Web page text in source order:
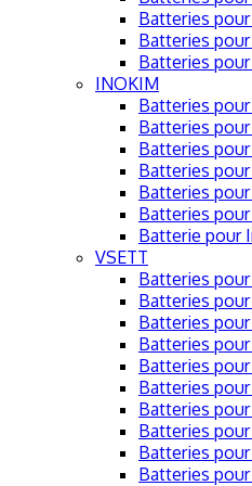
Batteries
Batteries
Batteries
INOKIM
Batteries
Batteries
Batteries
Batteries
Batteries
Batteries
Batterie pour
VSETT
Batteries
Batteries
Batteries
Batteries
Batteries
Batteries pour
Batteries pour
Batteries pour
Batteries
Batteries